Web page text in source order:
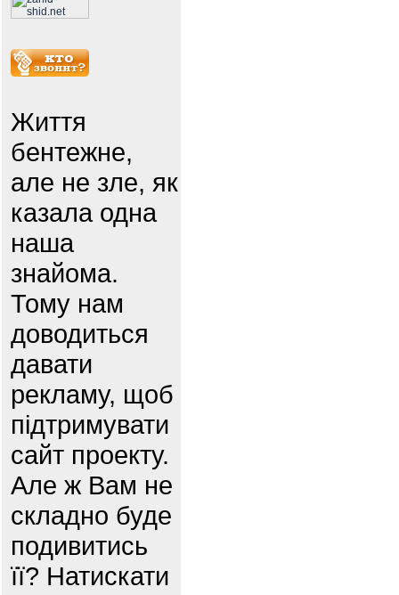
Життя
бентежне,
але не зле, як
казала одна
наша
знайома.
Тому нам
доводиться
давати
рекламу, щоб
підтримувати
сайт проекту.
Але ж Вам не
складно буде
подивитись
її? Натискати